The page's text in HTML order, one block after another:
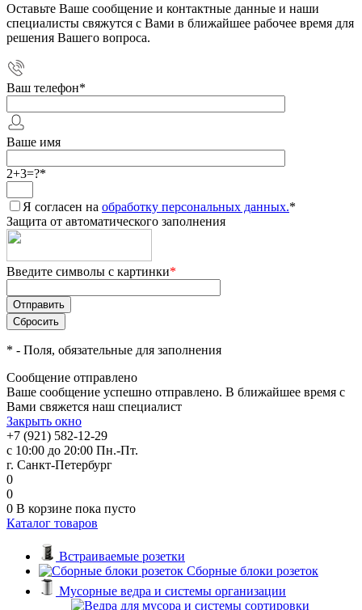
Оставьте Ваше сообщение и контактные данные и наши
специалисты свяжутся с Вами в ближайшее рабочее время для
решения Вашего вопроса.
Ваш телефон*
Ваше имя
2+3=?*
Я согласен на обработку персональных данных.*
Защита от автоматического заполнения
Введите символы с картинки*
* - Поля, обязательные для заполнения
Сообщение отправлено
Ваше сообщение успешно отправлено. В ближайшее время с
Вами свяжется наш специалист
Закрыть окно
+7 (921) 582-12-29
с 10:00 до 20:00 Пн.-Пт.
г. Санкт-Петербург
0
0
0 В корзине пока пусто
Каталог товаров
Встраиваемые розетки
Сборные блоки розеток
Мусорные ведра и системы организации